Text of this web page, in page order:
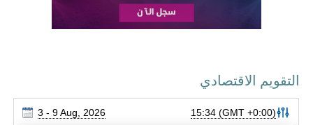
التقويم الاقتصادي